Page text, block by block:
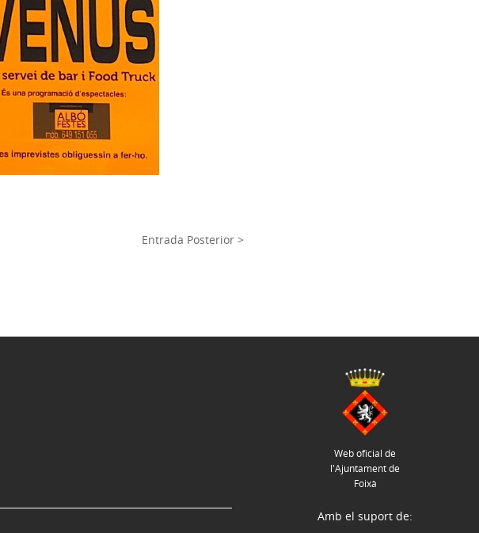
Entrada Posterior >
Web oficial de
l'Ajuntament de
Foixà
Amb el suport de: